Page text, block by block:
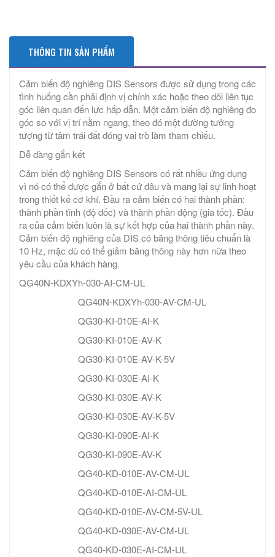
THÔNG TIN SẢN PHẨM
Cảm biến độ nghiêng DIS Sensors được sử dụng trong các
tình huống cần phải định vị chính xác hoặc theo dõi liên tục
góc liên quan đến lực hấp dẫn. Một cảm biến độ nghiêng đo
góc so với vị trí nằm ngang, theo đó một đường tưởng
tượng từ tâm trái đất đóng vai trò làm tham chiếu.
Dễ dàng gắn kết
Cảm biến độ nghiêng DIS Sensors có rất nhiều ứng dụng
vì nó có thể được gắn ở bất cứ đâu và mang lại sự linh hoạt
trong thiết kế cơ khí. Đầu ra cảm biến có hai thành phần:
thành phần tĩnh (độ dốc) và thành phần động (gia tốc). Đầu
ra của cảm biến luôn là sự kết hợp của hai thành phần này.
Cảm biến độ nghiêng của DIS có băng thông tiêu chuẩn là
10 Hz, mặc dù có thể giảm băng thông này hơn nữa theo
yêu cầu của khách hàng.
QG40N-KDXYh-030-AI-CM-UL
QG40N-KDXYh-030-AV-CM-UL
QG30-KI-010E-AI-K
QG30-KI-010E-AV-K
QG30-KI-010E-AV-K-5V
QG30-KI-030E-AI-K
QG30-KI-030E-AV-K
QG30-KI-030E-AV-K-5V
QG30-KI-090E-AI-K
QG30-KI-090E-AV-K
QG40-KD-010E-AV-CM-UL
QG40-KD-010E-AI-CM-UL
QG40-KD-010E-AV-CM-5V-UL
QG40-KD-030E-AV-CM-UL
QG40-KD-030E-AI-CM-UL